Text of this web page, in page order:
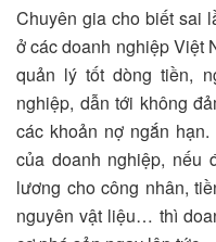
Chuyên gia cho biết sai
ở các doanh nghiệp Việt
quản lý tốt dòng tiền,
nghiệp, dẫn tới không
các khoản nợ ngắn
của doanh nghiệp, nếu
lương cho công nhân,
nguyên vật liệu… thì